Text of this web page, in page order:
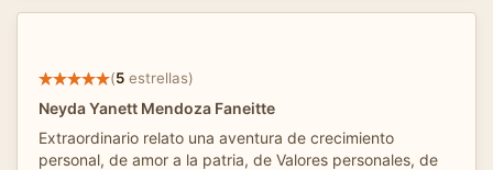
(5 estrellas)
Neyda Yanett Mendoza Faneitte
Extraordinario relato una aventura de crecimiento
personal, de amor a la patria, de Valores personales, de